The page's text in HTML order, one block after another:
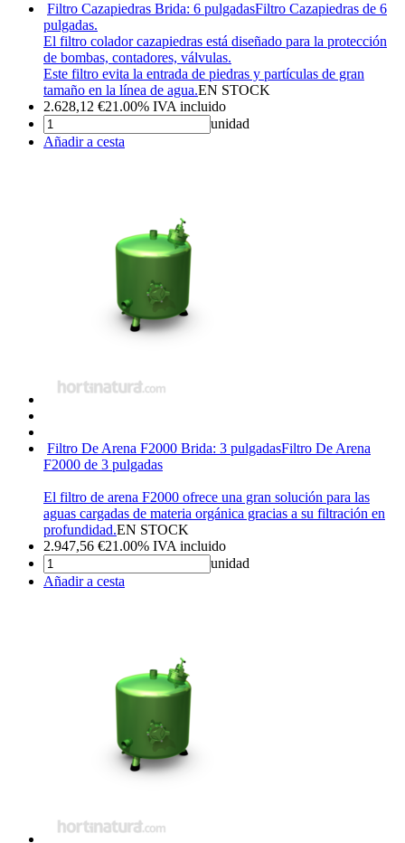
Filtro Cazapiedras Brida: 6 pulgadasFiltro Cazapiedras de 6
pulgadas.
El filtro colador cazapiedras está diseñado para la protección
de bombas, contadores, válvulas.
Este filtro evita la entrada de piedras y partículas de gran
tamaño en la línea de agua.EN STOCK
2.628,12 €21.00% IVA incluido
unidad
Añadir a cesta
Filtro De Arena F2000 Brida: 3 pulgadasFiltro De Arena
F2000 de 3 pulgadas
El filtro de arena F2000 ofrece una gran solución para las
aguas cargadas de materia orgánica gracias a su filtración en
profundidad.EN STOCK
2.947,56 €21.00% IVA incluido
unidad
Añadir a cesta